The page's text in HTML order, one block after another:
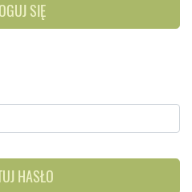
SIĘ
HASŁO